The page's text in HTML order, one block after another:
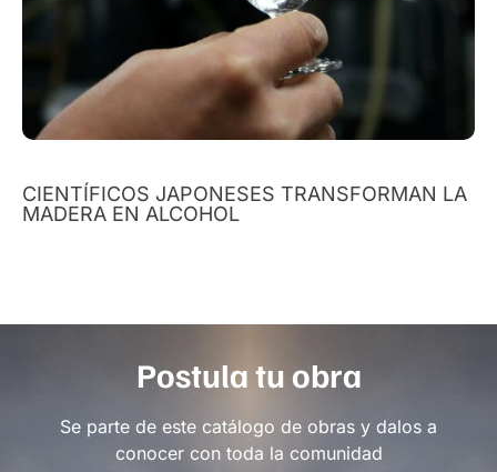
CIENTÍFICOS JAPONESES TRANSFORMAN LA
MADERA EN ALCOHOL
Postula tu obra
Se parte de este catálogo de obras y dalos a
conocer con toda la comunidad